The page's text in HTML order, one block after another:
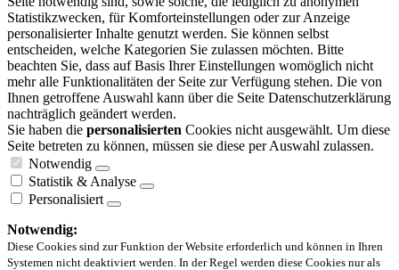
Statistikzwecken, für Komforteinstellungen oder zur Anzeige
personalisierter Inhalte genutzt werden. Sie können selbst
entscheiden, welche Kategorien Sie zulassen möchten. Bitte
beachten Sie, dass auf Basis Ihrer Einstellungen womöglich nicht
mehr alle Funktionalitäten der Seite zur Verfügung stehen. Die von
Ihnen getroffene Auswahl kann über die Seite Datenschutzerklärung
nachträglich geändert werden.
Sie haben die personalisierten Cookies nicht ausgewählt. Um diese
Seite betreten zu können, müssen sie diese per Auswahl zulassen.
Notwendig
Statistik & Analyse
Personalisiert
Notwendig:
Diese Cookies sind zur Funktion der Website erforderlich und können in Ihren
Systemen nicht deaktiviert werden. In der Regel werden diese Cookies nur als